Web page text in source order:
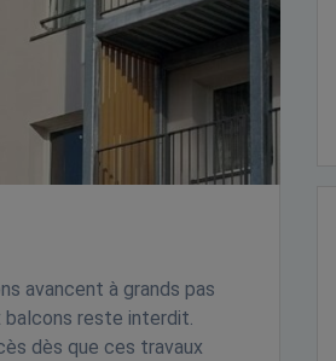
avancent à grands pas
balcons reste interdit.
dès que ces travaux